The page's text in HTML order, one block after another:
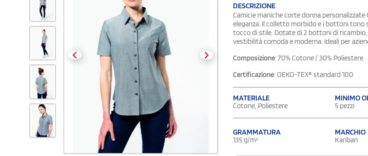
DESCRIZIONE
Camicie maniche corte donna
eleganza. Il colletto morbido e i bottoni
tocco di stile. Dotate di 2 bottoni di
vestibilità comoda e moderna. Ideali per
Composizione: 70% Cotone / 30% Poliestere.
Certificazione: OEKO-TEX® standard 100
MATERIALE
Cotone, Poliestere
MINIMO
5 pezzi
GRAMMATURA
135 g/m²
MARCHIO
Kariban